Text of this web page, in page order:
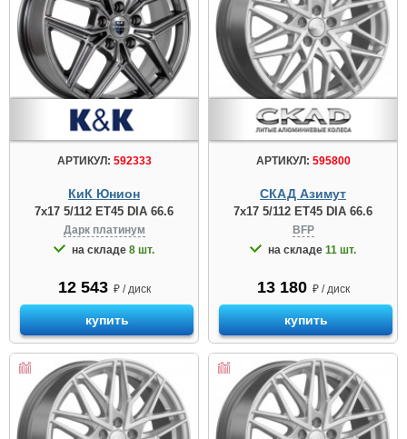
АРТИКУЛ: 592333
КиК Юнион
7x17 5/112 ET45 DIA 66.6
Дарк платинум
на складе 8 шт.
12 543 ₽ / диск
купить
АРТИКУЛ: 595800
СКАД Азимут
7x17 5/112 ET45 DIA 66.6
BFP
на складе 11 шт.
13 180 ₽ / диск
купить